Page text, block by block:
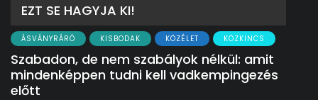
EZT SE HAGYJA KI!
ÁSVÁNYRÁRÓ KISBODAK KÖZÉLET KÖZKINCS
Szabadon, de nem szabályok nélkül: amit
mindenképpen tudni kell vadkempingezés
előtt